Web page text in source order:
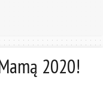
2020!